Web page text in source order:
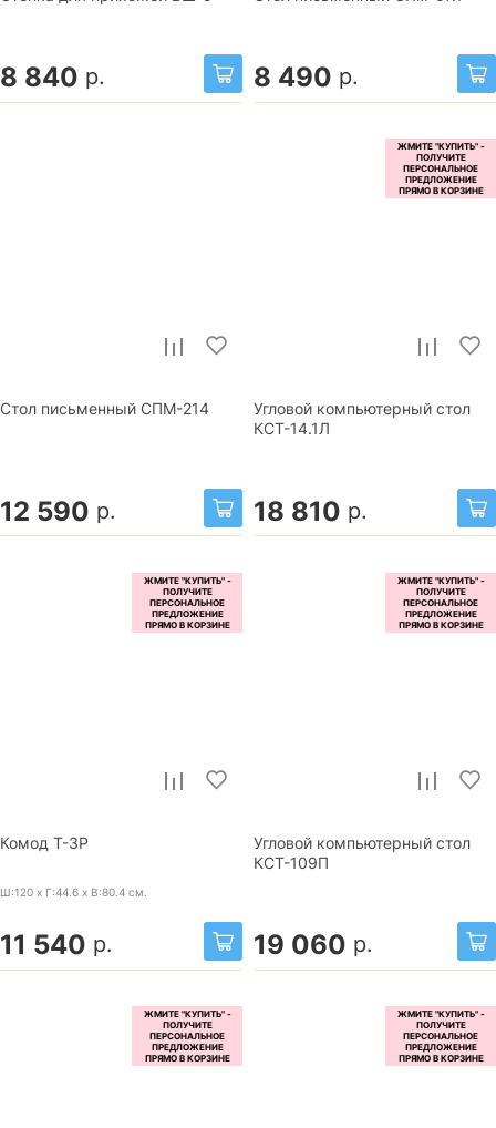
8 840 р. 8 490 р.
Стол письменный СПМ-214
12 590 р.
Угловой компьютерный стол
КСТ-14.1Л
18 810 р.
Комод Т-3Р
Ш:120 x Г:44.6 x В:80.4 см.
11 540 р.
Угловой компьютерный стол
КСТ-109П
19 060 р.